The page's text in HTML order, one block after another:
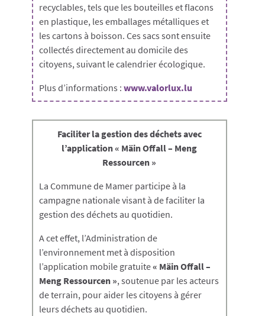
recyclables, tels que les bouteilles et flacons
en plastique, les emballages métalliques et
les cartons à boisson. Ces sacs sont ensuite
collectés directement au domicile des
citoyens, suivant le calendrier écologique.
Plus d’informations : www.valorlux.lu
Faciliter la gestion des déchets avec
l’application « Mäin Offall – Meng
Ressourcen »
La Commune de Mamer participe à la
campagne nationale visant à de faciliter la
gestion des déchets au quotidien.
A cet effet, l’Administration de
l’environnement met à disposition
l’application mobile gratuite« Mäin Offall –
Meng Ressourcen », soutenue par les acteurs
de terrain, pour aider les citoyens à gérer
leurs déchets au quotidien.